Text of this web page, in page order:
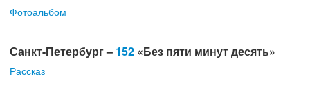
Фотоальбом
Санкт-Петербург – 152 «Без пяти минут десять»
Рассказ